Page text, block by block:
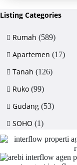
Listing Categories
Rumah (589)
Apartemen (17)
Tanah (126)
Ruko (99)
Gudang (53)
SOHO (1)